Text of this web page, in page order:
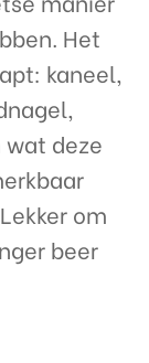
Het
kaneel,
wat deze
om
beer